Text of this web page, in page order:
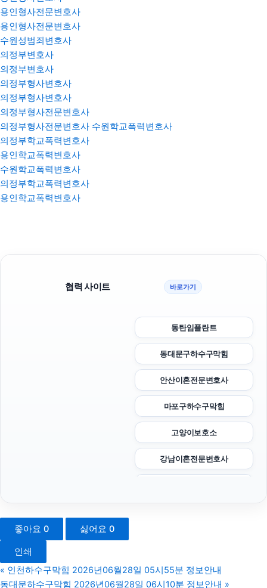
용인형사전문변호사
용인형사전문변호사
수원성범죄변호사
의정부변호사
의정부변호사
의정부형사변호사
의정부형사변호사
의정부형사전문변호사
의정부형사전문변호사 수원학교폭력변호사
의정부학교폭력변호사
용인학교폭력변호사
수원학교폭력변호사
의정부학교폭력변호사
용인학교폭력변호사
협력 사이트 바로가기
동탄임플란트
동대문구하수구막힘
안산이혼전문변호사
마포구하수구막힘
고양이보호소
강남이혼전문변호사
좋아요 0 싫어요 0
인쇄
« 인천하수구막힘 2026년06월28일 05시55분 정보안내
동대문하수구막힘 2026년06월28일 06시10분 정보안내 »